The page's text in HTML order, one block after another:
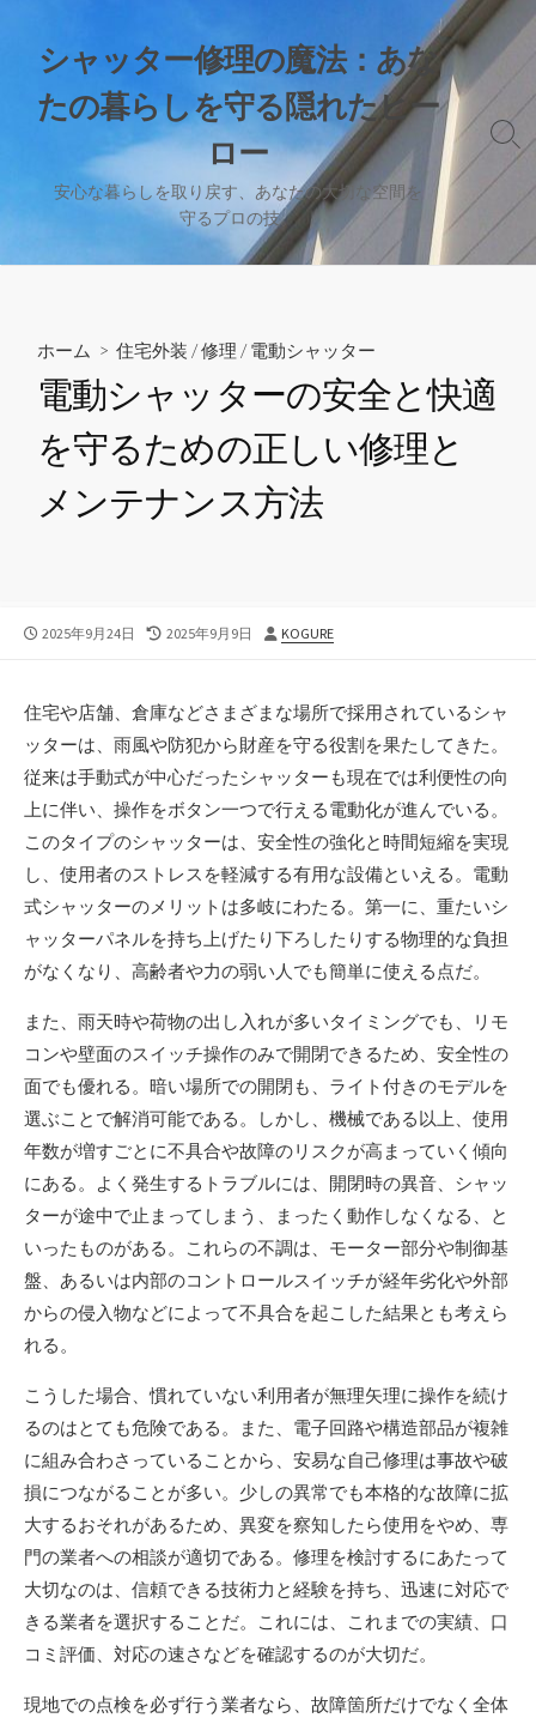
シャッター修理の魔法：あな
たの暮らしを守る隠れたヒー
ロー
安心な暮らしを取り戻す、あなたの大切な空間を
守るプロの技。
検
索
り
え
ホーム > 住宅外装 /修理 /電動シャッター
電動シャッターの安全と快適
を守るための正しい修理と
メンテナンス方法
公
2025年9月24日
最
新
日
2025年9月9日
投
KOGURE
住宅や店舗、倉庫などさまざまな場所で採用されているシャ
ッターは、雨風や防犯から財産を守る役割を果たしてきた。
従来は手動式が中心だったシャッターも現在では利便性の向
上に伴い、操作をボタン一つで行える電動化が進んでいる。
このタイプのシャッターは、安全性の強化と時間短縮を実現
し、使用者のストレスを軽減する有用な設備といえる。電動
式シャッターのメリットは多岐にわたる。第一に、重たいシ
ャッターパネルを持ち上げたり下ろしたりする物理的な負担
がなくなり、高齢者や力の弱い人でも簡単に使える点だ。
また、雨天時や荷物の出し入れが多いタイミングでも、リモ
コンや壁面のスイッチ操作のみで開閉できるため、安全性の
面でも優れる。暗い場所での開閉も、ライト付きのモデルを
選ぶことで解消可能である。しかし、機械である以上、使用
年数が増すごとに不具合や故障のリスクが高まっていく傾向
にある。よく発生するトラブルには、開閉時の異音、シャッ
ターが途中で止まってしまう、まったく動作しなくなる、と
いったものがある。これらの不調は、モーター部分や制御基
盤、あるいは内部のコントロールスイッチが経年劣化や外部
からの侵入物などによって不具合を起こした結果とも考えら
れる。
こうした場合、慣れていない利用者が無理矢理に操作を続け
るのはとても危険である。また、電子回路や構造部品が複雑
に組み合わさっていることから、安易な自己修理は事故や破
損につながることが多い。少しの異常でも本格的な故障に拡
大するおそれがあるため、異変を察知したら使用をやめ、専
門の業者への相談が適切である。修理を検討するにあたって
大切なのは、信頼できる技術力と経験を持ち、迅速に対応で
きる業者を選択することだ。これには、これまでの実績、口
コミ評価、対応の速さなどを確認するのが大切だ。
現地での点検を必ず行う業者なら、故障箇所だけでなく全体